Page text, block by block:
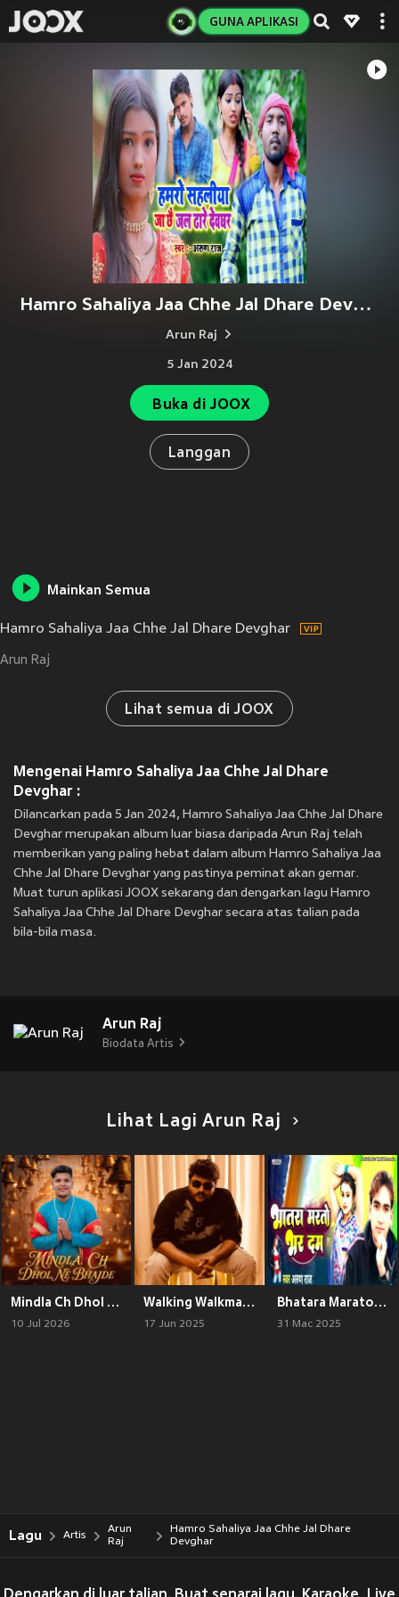
GUNA APLIKASI
Hamro Sahaliya Jaa Chhe Jal Dhare Devghar
Arun Raj
5 Jan 2024
Buka di JOOX
Langgan
Mainkan Semua
Hamro Sahaliya Jaa Chhe Jal Dhare Devghar
Arun Raj
Lihat semua di JOOX
Mengenai Hamro Sahaliya Jaa Chhe Jal Dhare
Devghar :
Dilancarkan pada 5 Jan 2024, Hamro Sahaliya Jaa Chhe Jal Dhare
Devghar merupakan album luar biasa daripada Arun Raj telah
memberikan yang paling hebat dalam album Hamro Sahaliya Jaa
Chhe Jal Dhare Devghar yang pastinya peminat akan gemar.
Muat turun aplikasi JOOX sekarang dan dengarkan lagu Hamro
Sahaliya Jaa Chhe Jal Dhare Devghar secara atas talian pada
bila-bila masa.
Arun Raj
Biodata Artis
Lihat Lagi Arun Raj
Mindla Ch Dhol Ne Bhajde
10 Jul 2026
Walking Walkman (Explicit)
17 Jun 2025
Bhatara Marato Bhar Dam
31 Mac 2025
Lagu Artis
Arun
Raj
Hamro Sahaliya Jaa Chhe Jal Dhare
Devghar